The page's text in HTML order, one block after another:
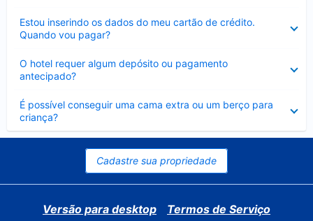
Estou inserindo os dados do meu cartão de crédito.
Quando vou pagar?
O hotel requer algum depósito ou pagamento
antecipado?
É possível conseguir uma cama extra ou um berço para
criança?
Contraído
Cadastre sua propriedade
Versão para desktop
Termos de Serviço